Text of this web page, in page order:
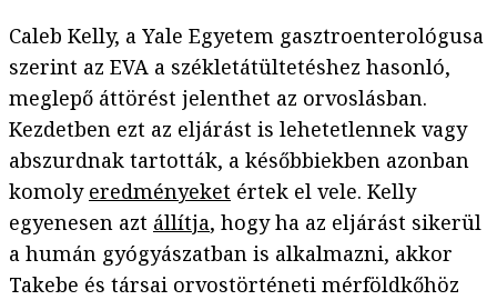
Caleb Kelly, a Yale Egyetem gasztroenterológusa
szerint az EVA a székletátültetéshez hasonló,
meglepő áttörést jelenthet az orvoslásban.
Kezdetben ezt az eljárást is lehetetlennek vagy
abszurdnak tartották, a későbbiekben azonban
komoly eredményeket értek el vele. Kelly
egyenesen azt állítja, hogy ha az eljárást sikerül
a humán gyógyászatban is alkalmazni, akkor
Takebe és társai orvostörténeti mérföldkőhöz